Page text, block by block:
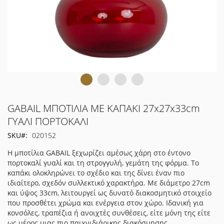
Μετάβαση
στην
αρχή
της
εικόνων
GABAIL ΜΠΟΤΙΛΙΑ ΜΕ ΚΑΠΑΚΙ 27x27x33cm
ΓΥΑΛΙ ΠΟΡΤΟΚΑΛΙ
SKU
020152
Η μποτίλια GABAIL ξεχωρίζει αμέσως χάρη στο έντονο
πορτοκαλί γυαλί και τη στρογγυλή, γεμάτη της φόρμα. Το
καπάκι ολοκληρώνει το σχέδιο και της δίνει έναν πιο
ιδιαίτερο, σχεδόν συλλεκτικό χαρακτήρα. Με διάμετρο 27cm
και ύψος 33cm, λειτουργεί ως δυνατό διακοσμητικό στοιχείο
που προσθέτει χρώμα και ενέργεια στον χώρο. Ιδανική για
κονσόλες, τραπέζια ή ανοιχτές συνθέσεις, είτε μόνη της είτε